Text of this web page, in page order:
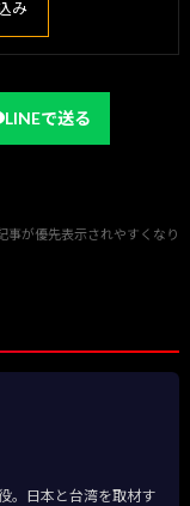
み
LINEで送る
事が優先表示されやすくなり
。日本と台湾を取材す